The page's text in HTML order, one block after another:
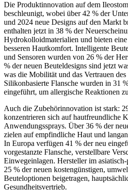
Die Produktinnovation auf dem
beschleunigt, wobei über 42 % der
und 2024 neue Designs auf den Markt
enthalten jetzt in 38 % der
Hydrokolloidmaterialien und bieten
besseren Hautkomfort. Intelligente
und Sensoren wurden von 26 % der
% der neuen Beuteldesigns sind jetzt
was die Mobilität und das Vertrauen
Silikonbasierte Flansche wurden in 31
eingeführt, um allergische Reaktionen
Auch die Zubehörinnovation ist stark:
konzentrieren sich auf hautfreundliche
Anwendungssprays. Über 36 % der
zielen auf empfindliche Haut und
In Europa verfügen 41 % der neu
vorgestanzte Flansche, verstellbare
Einwegeinlagen. Hersteller im
25 % der neuen kostengünstigen,
Beuteloptionen beigetragen,
Gesundheitsvertrieb.